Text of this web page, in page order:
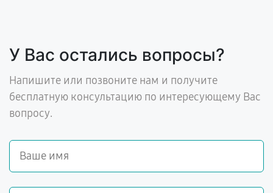
У Вас остались вопросы?
Напишите или позвоните нам и получите
бесплатную консультацию по интересующему Вас
вопросу.